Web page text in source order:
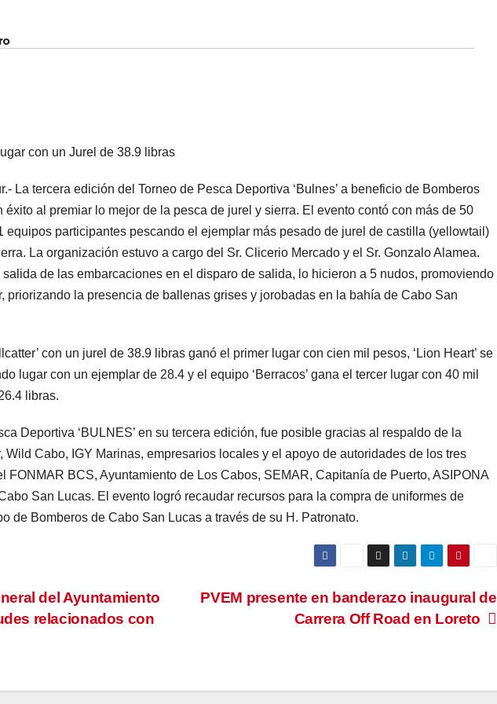
con un Jurel de 38.9 libras
La tercera edición del Torneo de Pesca Deportiva ‘Bulnes’ a beneficio de Bomberos
al premiar lo mejor de la pesca de jurel y sierra. El evento contó con más de 50
equipos participantes pescando el ejemplar más pesado de jurel de castilla (yellowtail)
La organización estuvo a cargo del Sr. Clicerio Mercado y el Sr. Gonzalo Alamea.
de las embarcaciones en el disparo de salida, lo hicieron a 5 nudos, promoviendo
priorizando la presencia de ballenas grises y jorobadas en la bahía de Cabo San
con un jurel de 38.9 libras ganó el primer lugar con cien mil pesos, ‘Lion Heart’ se
lugar con un ejemplar de 28.4 y el equipo ‘Berracos’ gana el tercer lugar con 40 mil
libras.
Deportiva ‘BULNES’ en su tercera edición, fue posible gracias al respaldo de la
Wild Cabo, IGY Marinas, empresarios locales y el apoyo de autoridades de los tres
FONMAR BCS, Ayuntamiento de Los Cabos, SEMAR, Capitanía de Puerto, ASIPONA
San Lucas. El evento logró recaudar recursos para la compra de uniformes de
de Bomberos de Cabo San Lucas a través de su H. Patronato.
PVEM presente en banderazo inaugural de
Carrera Off Road en Loreto
del Ayuntamiento
relacionados con